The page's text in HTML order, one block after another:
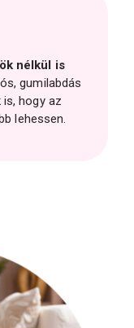
nélkül is
gumilabdás
hogy az
lehessen.